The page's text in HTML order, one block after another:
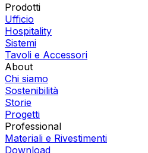
Prodotti
Ufficio
Hospitality
Sistemi
Tavoli e Accessori
About
Chi siamo
Sostenibilità
Storie
Progetti
Professional
Materiali e Rivestimenti
Download